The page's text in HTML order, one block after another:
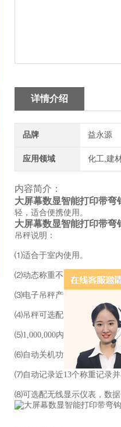
详情介绍
品牌 益永源
应用领域 化工,建
内容简介：
大屏幕数显智能打印带弯
轻，适合便携使用。
大屏幕数显智能打印带弯
吊秤说明：
⑴适合于室内使用。
⑵动态称重不因重物的晃动而
⑶电子吊秤产集成度高，具备
⑷吊秤可选配无线，遥控操作
⑸1,000,000内部分辨率带来
⑹自动关机功能。
⑺自动记录近13个称重记录并
⑻可选配无线显示仪表，数据